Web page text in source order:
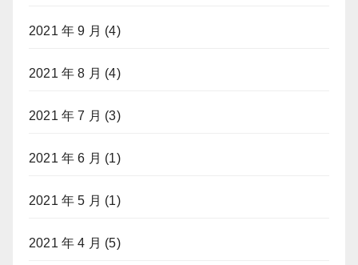
2021 年 9 月 (4)
2021 年 8 月 (4)
2021 年 7 月 (3)
2021 年 6 月 (1)
2021 年 5 月 (1)
2021 年 4 月 (5)